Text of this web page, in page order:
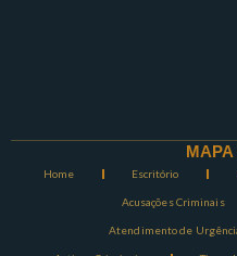
MAPA
Home Escritório
Acusações Criminais
Atendimento de